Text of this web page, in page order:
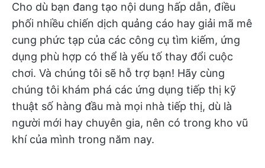
Cho dù bạn đang tạo nội dung hấp dẫn, điều
phối nhiều chiến dịch quảng cáo hay giải mã mê
cung phức tạp của các công cụ tìm kiếm, ứng
dụng phù hợp có thể là yếu tố thay đổi cuộc
chơi. Và chúng tôi sẽ hỗ trợ bạn! Hãy cùng
chúng tôi khám phá các ứng dụng tiếp thị kỹ
thuật số hàng đầu mà mọi nhà tiếp thị, dù là
người mới hay chuyên gia, nên có trong kho vũ
khí của mình trong năm nay.